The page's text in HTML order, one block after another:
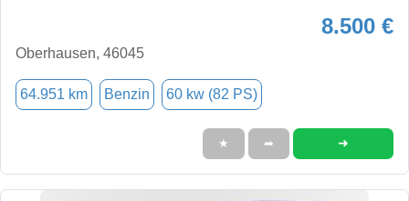
8.500 €
Oberhausen, 46045
64.951 km Benzin 60 kw (82 PS)
★ ➦ ➜